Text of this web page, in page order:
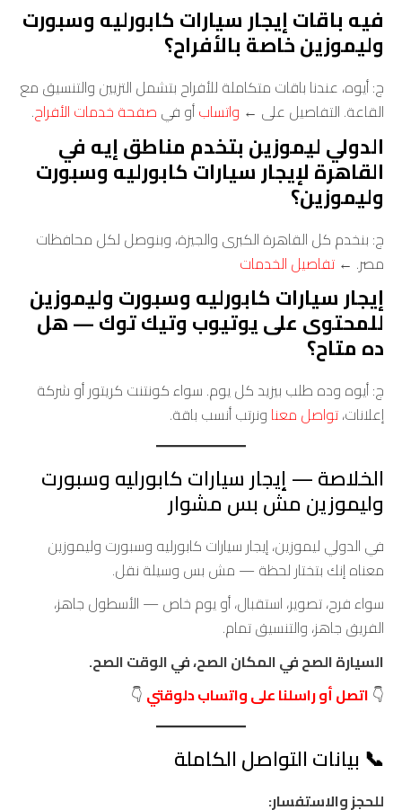
فيه باقات إيجار سيارات كابورليه وسبورت
وليموزين خاصة بالأفراح؟
ج: أيوه، عندنا باقات متكاملة للأفراح بتشمل التزيين والتنسيق مع
القاعة. التفاصيل على ← واتسابأو في صفحة خدمات الأفراح.
الدولي ليموزين بتخدم مناطق إيه في
القاهرة لإيجار سيارات كابورليه وسبورت
وليموزين؟
ج: بنخدم كل القاهرة الكبرى والجيزة، وبنوصل لكل محافظات
مصر. ← تفاصيل الخدمات
إيجار سيارات كابورليه وسبورت وليموزين
للمحتوى على يوتيوب وتيك توك — هل
ده متاح؟
ج: أيوه وده طلب بيزيد كل يوم. سواء كونتنت كريتور أو شركة
إعلانات،تواصل معنا ونرتب أنسب باقة.
الخلاصة — إيجار سيارات كابورليه وسبورت
وليموزين مش بس مشوار
في الدولي ليموزين، إيجار سيارات كابورليه وسبورت وليموزين
معناه إنك بتختار لحظة — مش بس وسيلة نقل.
سواء فرح، تصوير، استقبال، أو يوم خاص — الأسطول جاهز،
الفريق جاهز، والتنسيق تمام.
السيارة الصح في المكان الصح، في الوقت الصح.
👇 اتصل أو راسلنا على واتساب دلوقتي 👇
📞 بيانات التواصل الكاملة
للحجز والاستفسار: